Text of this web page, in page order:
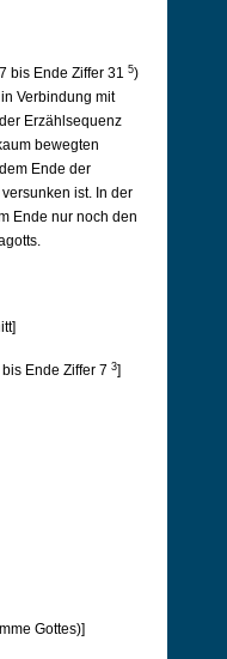
bis Ende Ziffer 31 5)
Verbindung mit
Erzählsequenz
bewegten
Ende der
ist. In der
Ende nur noch den
bis Ende Ziffer 7 3]
Gottes)]